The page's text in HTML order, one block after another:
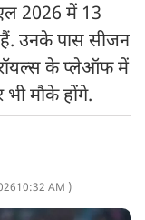
2026 में 13
हैं. उनके पास सीजन
के प्लेऑफ में
मौके होंगे.
10:32 AM )